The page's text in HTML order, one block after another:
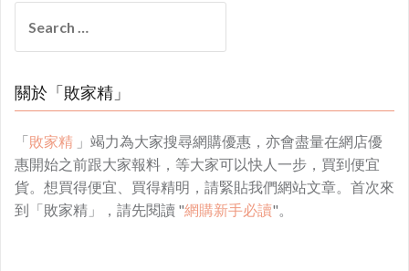
for:
關於「敗家精」
「敗家精 」竭力為大家搜尋網購優惠，亦會盡量在網店優
惠開始之前跟大家報料，等大家可以快人一步，買到便宜
貨。想買得便宜、買得精明，請緊貼我們網站文章。首次來
到「敗家精」，請先閱讀 "網購新手必讀"。